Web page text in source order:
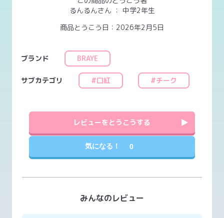
るんるんさん ： 中学2年生
商品とうこう日：2026年2月5日
ブランド BRAYE
サブカテゴリ #口紅 #チーク
レビューをとうこうする
気になる！ 0
みんなのレビュー